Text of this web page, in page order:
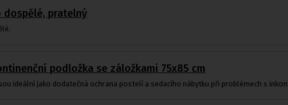
dospělé, pratelný
podložka se záložkami 75x85 cm
ideální jako dodatečná ochrana postelí a sedacího nábytku při problémech s